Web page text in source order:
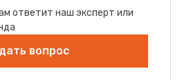
ответит наш эксперт или
вопрос